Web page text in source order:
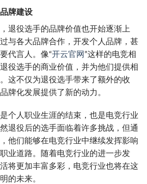
牌建设
退役选手的品牌价值也开始逐渐上
与各大品牌合作，开发个人品牌，甚
代言人。像“开云官网 ”这样的电竞相
役选手的商业价值，并为他们提供相
这不仅为退役选手带来了额外的收
牌化发展提供了新的动力。
个人职业生涯的结束，也是电竞行业
退役后的选手面临着许多挑战，但通
他们能够在电竞行业中继续发挥影响
业道路。随着电竞行业的进一步发
将更加丰富多彩，电竞行业也将在这
的未来。